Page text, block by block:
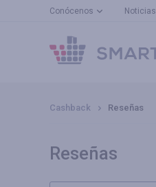
Conócenos Noticias
Cashback Reseñas
Reseñas